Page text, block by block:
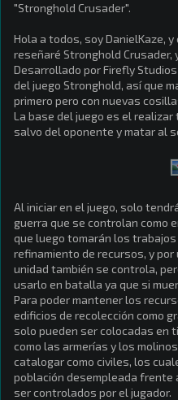
"Stronghold Crusader".
Hola a todos, soy DanielKaze,
reseñaré Stronghold
Desarrollado por Firefly
del juego Stronghold, así que
primero pero con nuevas
La base del juego es el
salvo del oponente y matar al
Al iniciar en el juego, solo
guerra que se controlan como
que luego tomarán los
refinamiento de recursos, y por
unidad también se controla,
usarlo en batalla ya que si
Para poder mantener los
edificios de recolección como
solo pueden ser colocadas en
como las armerías y los
catalogar como civiles, los
población desempleada frente
ser controlados por el jugador.